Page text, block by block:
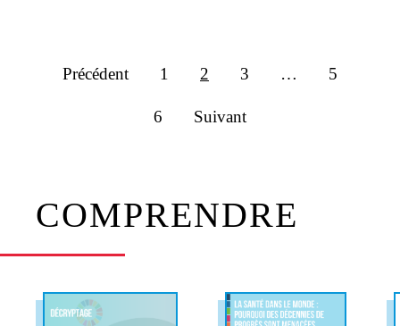
Précédent 1 2 3 … 5
6 Suivant
COMPRENDRE